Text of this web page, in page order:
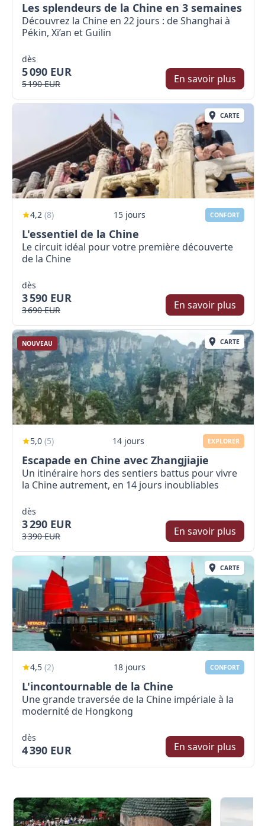
Les splendeurs de la Chine en 3 semaines
Découvrez la Chine en 22 jours : de Shanghai à
Pékin, Xi’an et Guilin
dès
5 090 EUR
5 190 EUR En savoir plus
CARTE
4,2 (8) 15 jours CONFORT
L'essentiel de la Chine
Le circuit idéal pour votre première découverte
de la Chine
dès
3 590 EUR
3 690 EUR En savoir plus
NOUVEAU CARTE
5,0 (5) 14 jours EXPLORER
Escapade en Chine avec Zhangjiajie
Un itinéraire hors des sentiers battus pour vivre
la Chine autrement, en 14 jours inoubliables
dès
3 290 EUR
3 390 EUR En savoir plus
CARTE
4,5 (2) 18 jours CONFORT
L'incontournable de la Chine
Une grande traversée de la Chine impériale à la
modernité de Hongkong
dès
4 390 EUR En savoir plus